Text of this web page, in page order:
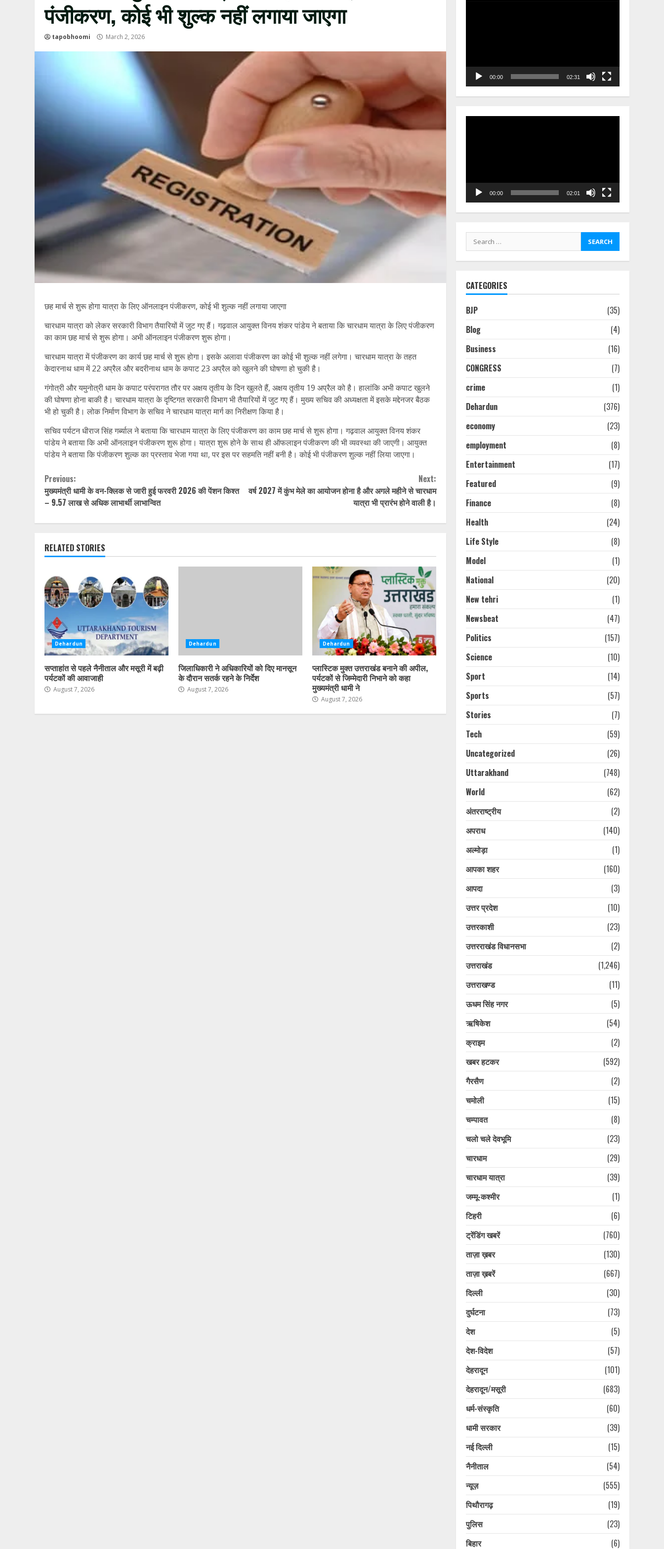
पंजीकरण, कोई भी शुल्क नहीं लगाया जाएगा
tapobhoomi March 2, 2026
छह मार्च से शुरू होगा यात्रा के लिए ऑनलाइन पंजीकरण, कोई भी शुल्क नहीं लगाया जाएगा
चारधाम यात्रा को लेकर सरकारी विभाग तैयारियों में जुट गए हैं। गढ़वाल आयुक्त विनय शंकर पांडेय ने बताया कि चारधाम यात्रा के लिए पंजीकरण
का काम छह मार्च से शुरू होगा। अभी ऑनलाइन पंजीकरण शुरू होगा।
चारधाम यात्रा में पंजीकरण का कार्य छह मार्च से शुरू होगा। इसके अलावा पंजीकरण का कोई भी शुल्क नहीं लगेगा। चारधाम यात्रा के तहत
केदारनाथ धाम में 22 अप्रैल और बदरीनाथ धाम के कपाट 23 अप्रैल को खुलने की घोषणा हो चुकी है।
गंगोत्री और यमुनोत्री धाम के कपाट परंपरागत तौर पर अक्षय तृतीय के दिन खुलते हैं, अक्षय तृतीय 19 अप्रैल को है। हालांकि अभी कपाट खुलने
की घोषणा होना बाकी है। चारधाम यात्रा के दृष्टिगत सरकारी विभाग भी तैयारियों में जुट गए हैं। मुख्य सचिव की अध्यक्षता में इसके मद्देनजर बैठक
भी हो चुकी है। लोक निर्माण विभाग के सचिव ने चारधाम यात्रा मार्ग का निरीक्षण किया है।
सचिव पर्यटन धीराज सिंह गर्ब्याल ने बताया कि चारधाम यात्रा के लिए पंजीकरण का काम छह मार्च से शुरू होगा। गढ़वाल आयुक्त विनय शंकर
पांडेय ने बताया कि अभी ऑनलाइन पंजीकरण शुरू होगा। यात्रा शुरू होने के साथ ही ऑफलाइन पंजीकरण की भी व्यवस्था की जाएगी। आयुक्त
पांडेय ने बताया कि पंजीकरण शुल्क का प्रस्ताव भेजा गया था, पर इस पर सहमति नहीं बनी है। कोई भी पंजीकरण शुल्क नहीं लिया जाएगा।
Continue
Reading
Previous:
मुख्यमंत्री धामी के वन-क्लिक से जारी हुई फरवरी 2026 की पेंशन किश्त
– 9.57 लाख से अधिक लाभार्थी लाभान्वित
Next:
वर्ष 2027 में कुंभ मेले का आयोजन होना है और अगले महीने से चारधाम
यात्रा भी प्रारंभ होने वाली है।
RELATED STORIES
Dehardun
सप्ताहांत से पहले नैनीताल और मसूरी में बढ़ी
पर्यटकों की आवाजाही
August 7, 2026
Dehardun
जिलाधिकारी ने अधिकारियों को दिए मानसून
के दौरान सतर्क रहने के निर्देश
August 7, 2026
Dehardun
प्लास्टिक मुक्त उत्तराखंड बनाने की अपील,
पर्यटकों से जिम्मेदारी निभाने को कहा
मुख्यमंत्री धामी ने
August 7, 2026
00:00 02:31
00:00 02:01
Search
for:
CATEGORIES
BJP
(35)
Blog
(4)
Business
(16)
CONGRESS
(7)
crime
(1)
Dehardun
(376)
economy
(23)
employment
(8)
Entertainment
(17)
Featured
(9)
Finance
(8)
Health
(24)
Life Style
(8)
Model
(1)
National
(20)
New tehri
(1)
Newsbeat
(47)
Politics
(157)
Science
(10)
Sport
(14)
Sports
(57)
Stories
(7)
Tech
(59)
Uncategorized
(26)
Uttarakhand
(748)
World
(62)
अंतरराष्ट्रीय
(2)
अपराध
(140)
अल्मोड़ा
(1)
आपका शहर
(160)
आपदा
(3)
उत्तर प्रदेश
(10)
उत्तरकाशी
(23)
उत्तरराखंड विधानसभा
(2)
उत्तराखंड
(1,246)
उत्तराखण्ड
(11)
ऊधम सिंह नगर
(5)
ऋषिकेश
(54)
क्राइम
(2)
खबर हटकर
(592)
गैरसैण
(2)
चमोली
(15)
चम्पावत
(8)
चलो चले देवभूमि
(23)
चारधाम
(29)
चारधाम यात्रा
(39)
जम्मू-कश्मीर
(1)
टिहरी
(6)
ट्रेंडिंग खबरें
(760)
ताज़ा ख़बर
(130)
ताज़ा ख़बरें
(667)
दिल्ली
(30)
दुर्घटना
(73)
देश
(5)
देश-विदेश
(57)
देहरादून
(101)
देहरादून/मसूरी
(683)
धर्म-संस्कृति
(60)
धामी सरकार
(39)
नई दिल्ली
(15)
नैनीताल
(54)
न्यूज़
(555)
पिथौरागढ़
(19)
पुलिस
(23)
बिहार
(6)
प्लास्टिक मुक्त उत्तराखंड बनाने
की अपील, पर्यटकों से जिम्मेदारी